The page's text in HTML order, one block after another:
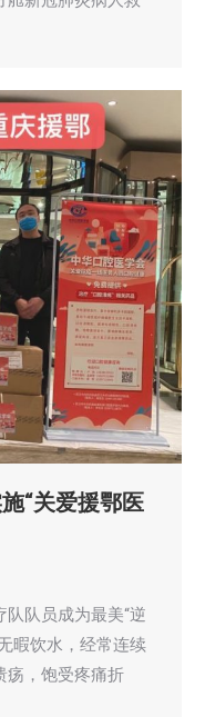
“关爱援鄂医
队员成为最美“逆
暇饮水，经常连续
疡，饱受疼痛折